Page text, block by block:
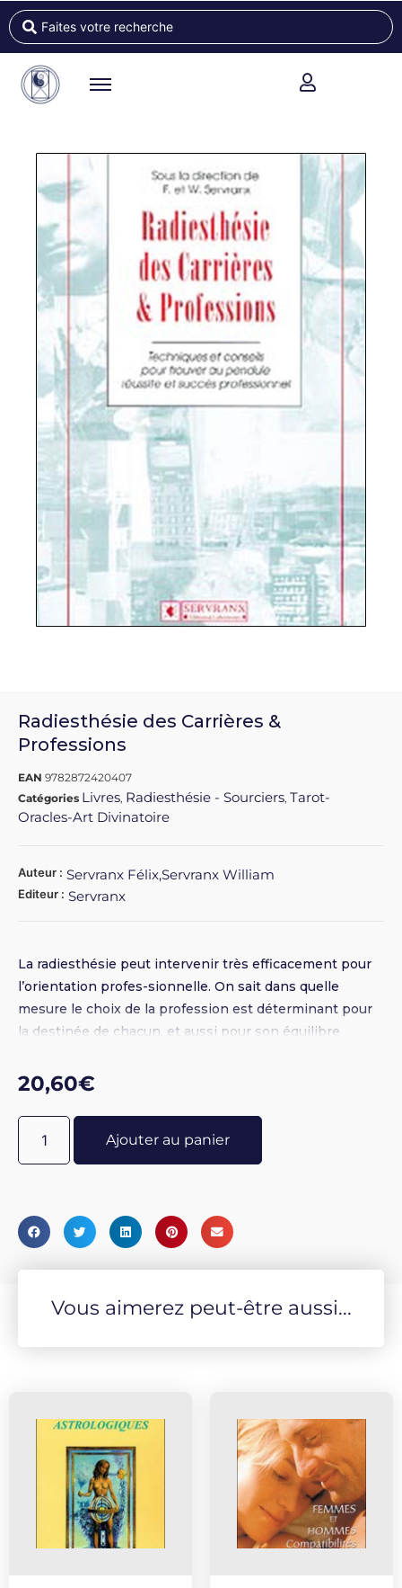
Radiesthésie des Carrières &
Professions
EAN 9782872420407
Catégories Livres, Radiesthésie - Sourciers, Tarot-
Oracles-Art Divinatoire
Auteur : Servranx Félix,Servranx William
Editeur : Servranx
La radiesthésie peut intervenir très efficacement pour
l’orientation profes-sionnelle. On sait dans quelle
mesure le choix de la profession est déterminant pour
la destinée de chacun, et aussi pour son équilibre
aussi les autres.
20,60€
Ajouter au panier
Vous aimerez peut-être aussi...